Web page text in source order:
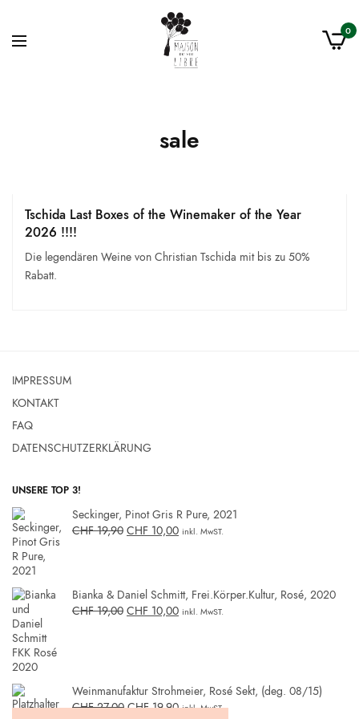
0
sale
Tschida Last Boxes of the Winemaker of the Year
2026 !!!!
Die legendären Weine von Christian Tschida mit bis zu 50%
Rabatt.
IMPRESSUM
KONTAKT
FAQ
DATENSCHUTZERKLÄRUNG
UNSERE TOP 3!
Seckinger, Pinot Gris R Pure, 2021
CHF19,90 CHF 10,00 inkl. MwST.
Bianka & Daniel Schmitt, Frei.Körper.Kultur, Rosé, 2020
CHF19,00 CHF 10,00 inkl. MwST.
Weinmanufaktur Strohmeier, Rosé Sekt, (deg. 08/15)
CHF27,00 CHF19,90 inkl. MwST.